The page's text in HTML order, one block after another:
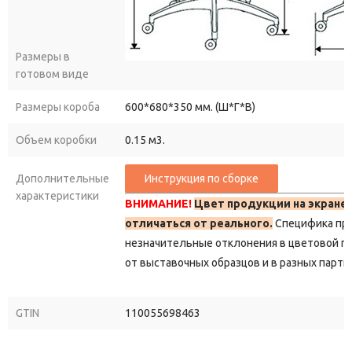
Размеры в
готовом виде
Размеры короба 600*680*350 мм. (Ш*Г*В)
Объем коробки 0.15 м3.
Дополнительные
характеристики
ВНИМАНИЕ! Цвет продукции на
отличаться от реального. Специфика
незначительные отклонения в цветовой
от выставочных образцов и в разных
GTIN 110055698463